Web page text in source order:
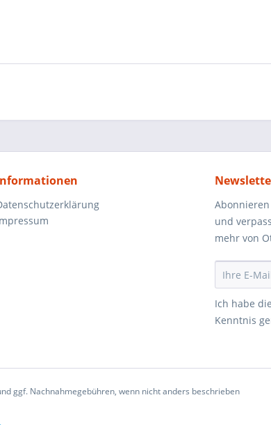
und
mehr von
Ich habe die
Kenntnis
ggf. Nachnahmegebühren, wenn nicht anders beschrieben